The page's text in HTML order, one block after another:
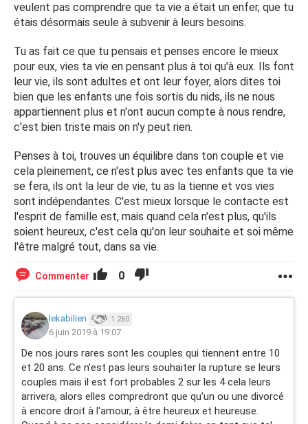
veulent pas comprendre que ta vie a était un enfer, que tu
étais désormais seule à subvenir à leurs besoins.
Tu as fait ce que tu pensais et penses encore le mieux
pour eux, vies ta vie en pensant plus à toi qu'à eux. Ils font
leur vie, ils sont adultes et ont leur foyer, alors dites toi
bien que les enfants une fois sortis du nids, ils ne nous
appartiennent plus et n'ont aucun compte à nous rendre,
c'est bien triste mais on n'y peut rien.
Penses à toi, trouves un équilibre dans ton couple et vie
cela pleinement, ce n'est plus avec tes enfants que ta vie
se fera, ils ont la leur de vie, tu as la tienne et vos vies
sont indépendantes. C'est mieux lorsque le contacte est
l'esprit de famille est, mais quand cela n'est plus, qu'ils
soient heureux, c'est cela qu'on leur souhaite et soi même
l'être malgré tout, dans sa vie.
Commenter 0
lekabilien 1 260
6 juin 2019 à 19:07
De nos jours rares sont les couples qui tiennent entre 10
et 20 ans. Ce n'est pas leurs souhaiter la rupture se leurs
couples mais il est fort probables 2 sur les 4 cela leurs
arrivera, alors elles compredront que qu'un ou une divorcé
à encore droit à l'amour, à être heureux et heureuse.